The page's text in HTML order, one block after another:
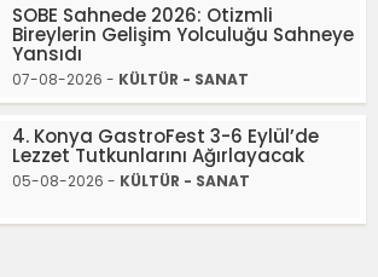
SOBE Sahnede 2026: Otizmli
Bireylerin Gelişim Yolculuğu Sahneye
Yansıdı
07-08-2026 - KÜLTÜR - SANAT
4. Konya GastroFest 3-6 Eylül’de
Lezzet Tutkunlarını Ağırlayacak
05-08-2026 - KÜLTÜR - SANAT